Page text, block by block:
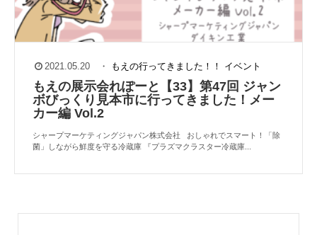
2021.05.20 ・ もえの行ってきました！！ イベント
もえの展示会れぽーと【33】第47回 ジャン
ボびっくり見本市に行ってきました！メー
カー編 Vol.2
シャープマーケティングジャパン株式会社 おしゃれでスマート！「除
菌」しながら鮮度を守る冷蔵庫 『プラズマクラスター冷蔵庫...